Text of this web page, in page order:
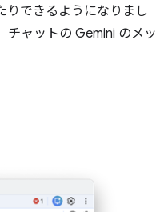
りできるようになりまし
チャットの Gemini のメッ